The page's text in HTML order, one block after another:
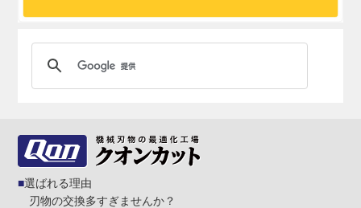
選ばれる理由
刃物の交換多すぎませんか？